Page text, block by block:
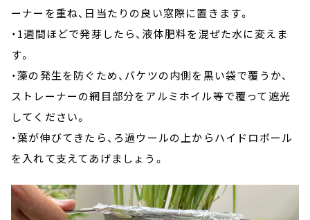
ーナーを重ね、日当たりの良い窓際に置きます。
・1週間ほどで発芽したら、液体肥料を混ぜた水に変えま
す。
・藻の発生を防ぐため、バケツの内側を黒い袋で覆うか、
ストレーナーの網目部分をアルミホイル等で覆って遮光
してください。
・葉が伸びてきたら、ろ過ウールの上からハイドロボール
を入れて支えてあげましょう。